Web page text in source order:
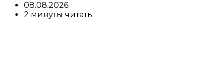
08.08.2026
2 минуты читать